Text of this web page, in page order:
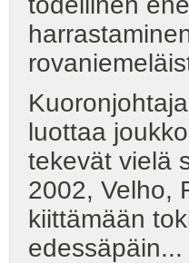
luottaa
tekevät vielä
2002, Velho,
kiittämään